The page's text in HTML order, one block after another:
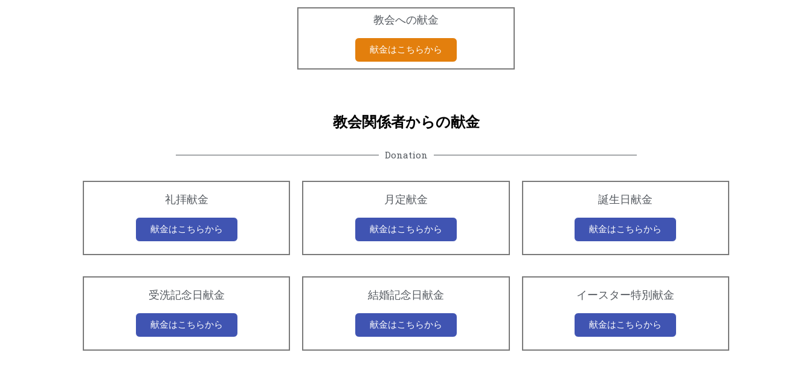
教会への献金
献金はこちらから
教会関係者からの献金
Donation
礼拝献金
献金はこちらから
月定献金
献金はこちらから
誕生日献金
献金はこちらから
受洗記念日献金
献金はこちらから
結婚記念日献金
献金はこちらから
イースター特別献金
献金はこちらから